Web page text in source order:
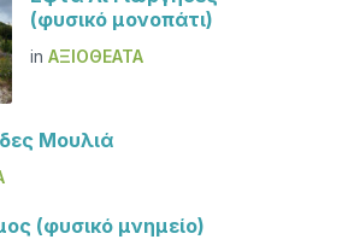
(φυσικό μονοπάτι)
inΑΞΙΟΘΈΑΤΑ
Μουλιά
(φυσικό μνημείο)